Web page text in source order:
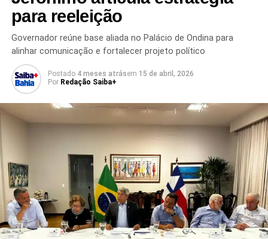
para reeleição
Governador reúne base aliada no Palácio de Ondina para
alinhar comunicação e fortalecer projeto político
Postado 4 meses atrásem 15 de abril, 2026
Por Redação Saiba+